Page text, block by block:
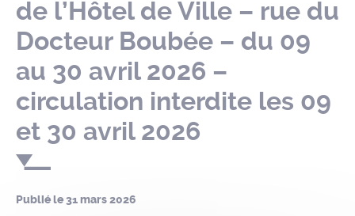
de l’Hôtel de Ville – rue du
Docteur Boubée – du 09
au 30 avril 2026 –
circulation interdite les 09
et 30 avril 2026
Publié le31 mars 2026